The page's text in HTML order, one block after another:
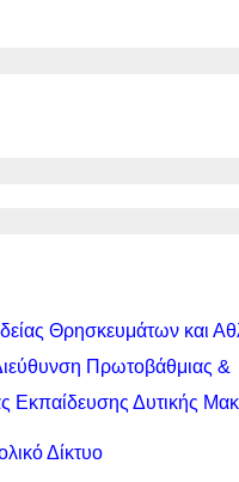
Θρησκευμάτων και
Πρωτοβάθμιας &
Εκπαίδευσης Δυτικής
Δίκτυο